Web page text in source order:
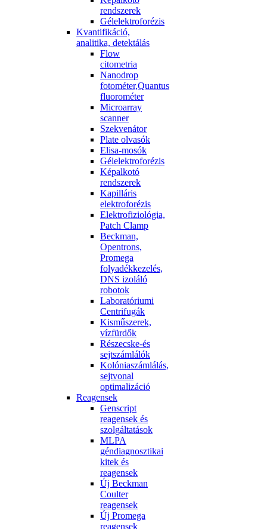
rendszerek
Gélelektroforézis
Kvantifikáció,
analitika, detektálás
Flow
citometria
Nanodrop
fotométer,Quantus
fluorométer
Microarray
scanner
Szekvenátor
Plate olvasók
Elisa-mosók
Gélelektroforézis
Képalkotó
rendszerek
Kapilláris
elektroforézis
Elektrofiziológia,
Patch Clamp
Beckman,
Opentrons,
Promega
folyadékkezelés,
DNS izoláló
robotok
Laboratóriumi
Centrifugák
Kisműszerek,
vízfürdők
Részecske-és
sejtszámlálók
Kolóniaszámlálás,
sejtvonal
optimalizáció
Reagensek
Genscript
reagensek és
szolgáltatások
MLPA
géndiagnosztikai
kitek és
reagensek
Új Beckman
Coulter
reagensek
Új Promega
reagensek